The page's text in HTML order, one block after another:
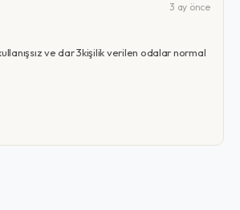
3 ay önce
ve dar 3kişilik verilen odalar normal